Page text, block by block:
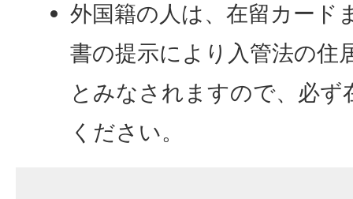
外国籍の人は、在留カード
書の提示により入管法の住
とみなされますので、必
ください。